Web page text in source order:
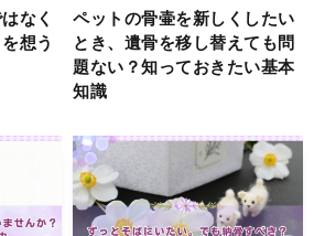
なく
想う
ペットの骨壷を新しくしたい
とき、遺骨を移し替えても問
題ない？知っておきたい基本
知識